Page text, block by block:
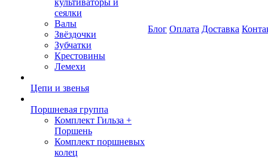
культиваторы и
сеялки
Валы
Звёздочки
Зубчатки
Крестовины
Лемехи
Цепи и звенья
Поршневая группа
Комплект Гильза +
Поршень
Комплект поршневых
колец
Блог Оплата Доставка